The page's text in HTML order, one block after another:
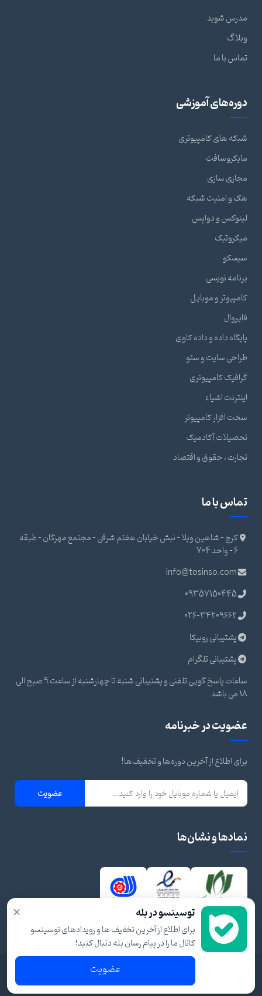
مدرس شوید
وبلاگ
تماس با ما
دوره‌های آموزشی
شبکه های کامپیوتری
مایکروسافت
مجازی سازی
هک و امنیت شبکه
لینوکس و دواپس
میکروتیک
سیسکو
برنامه نویسی
کامپیوتر و موبایل
فایروال
پایگاه داده و داده کاوی
طراحی سایت و سئو
گرافیک کامپیوتری
اینترنت اشیاء
سخت افزار کامپیوتر
تحصیلات آکادمیک
تجارت ، حقوق و اقتصاد
تماس با ما
کرج - شاهین ویلا - نبش خیابان هفتم شرقی - مجتمع مهرگان - طبقه
6 - واحد 704
info@tosinso.com
09357150445
026-34209662
پشتیبانی روبیکا
پشتیبانی تلگرام
ساعات پاسخ گویی تلفنی و پشتیبانی شنبه تا چهارشنبه از ساعت 9 صبح الی
18 می باشد
عضویت در خبرنامه
برای اطلاع از آخرین دوره‌ها و تخفیف‌ها!
عضویت
نمادها و نشان‌ها
شرایط و قوانین
× توسینسو در بله
برای اطلاع از آخرین تخفیف ها و رویدادهای توسینسو
کانال ما را در پیام رسان بله دنبال کنید!
عضویت